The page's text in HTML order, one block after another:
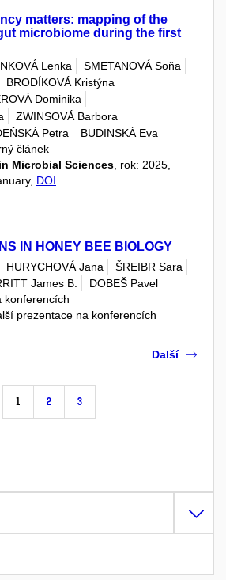
matters: mapping of the
microbiome during the first
Lenka
SMETANOVÁ Soňa
BRODÍKOVÁ Kristýna
Dominika
ZWINSOVÁ Barbora
Petra
BUDINSKÁ Eva
článek
Microbial Sciences , rok: 2025,
DOI
IN HONEY BEE BIOLOGY
HURYCHOVÁ Jana
ŠREIBR Sara
James B.
DOBEŠ Pavel
konferencích
prezentace na konferencích
1 2 3
Další